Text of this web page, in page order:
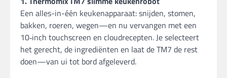
Een alles-in-één keukenapparaat: snijden, stomen,
bakken, roeren, wegen—en nu vervangen met een
10‑inch touchscreen en cloudrecepten. Je selecteert
het gerecht, de ingrediënten en laat de TM7 de rest
doen—van ui tot bord afgeleverd.